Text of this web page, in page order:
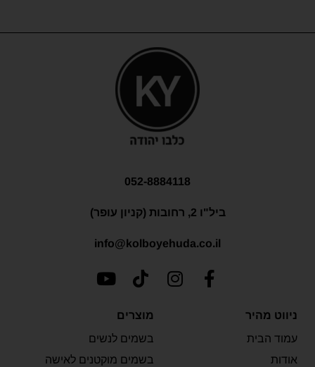
052-8884118
ביל"ו 2, רחובות (קניון עופר)
info@kolboyehuda.co.il
ניווט מהיר
עמוד הבית
אודות
מוצרים
בשמים לנשים
בשמים מוקטנים לאישה